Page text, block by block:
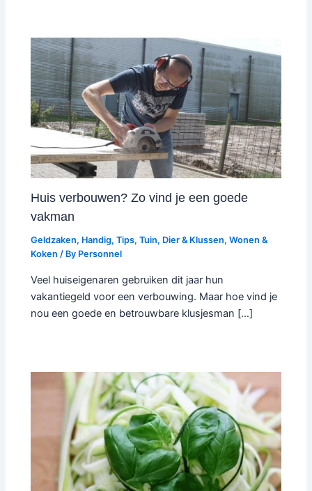
Huis verbouwen? Zo vind je een goede
vakman
Geldzaken, Handig,Tips,Tuin, Dier & Klussen,Wonen &
Koken / By Personnel
Veel huiseigenaren gebruiken dit jaar hun
vakantiegeld voor een verbouwing. Maar hoe vind je
nou een goede en betrouwbare klusjesman […]